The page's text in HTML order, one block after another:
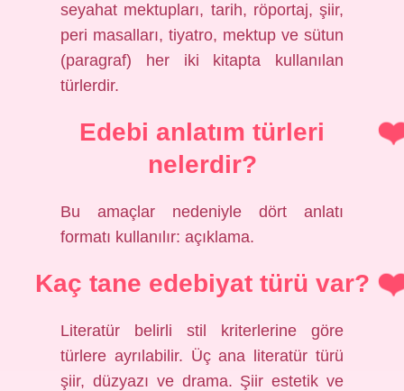
seyahat mektupları, tarih, röportaj, şiir,
peri masalları, tiyatro, mektup ve sütun
(paragraf) her iki kitapta kullanılan
türlerdir.
Edebi anlatım türleri
nelerdir?
Bu amaçlar nedeniyle dört anlatı
formatı kullanılır: açıklama.
Kaç tane edebiyat türü var?
Literatür belirli stil kriterlerine göre
türlere ayrılabilir. Üç ana literatür türü
şiir, düzyazı ve drama. Şiir estetik ve